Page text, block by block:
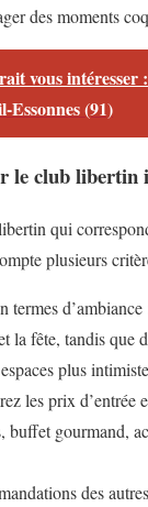
des moments
vous intéresser :
(91)
le club libertin
qui
plusieurs
termes
la fête, tandis que
plus
les prix d’entrée
buffet gourmand,
des